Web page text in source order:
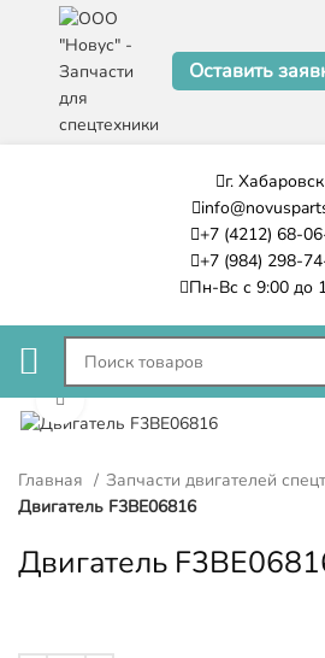
Оставить
г. Хабаровск
+7 (4212) 68-
+7 (984) 298-
Пн-Вс с 9:00 до
Нажмите, чтобы увеличить
Главная
Запчасти двигателей
Двигатель F3BE06816
Двигатель